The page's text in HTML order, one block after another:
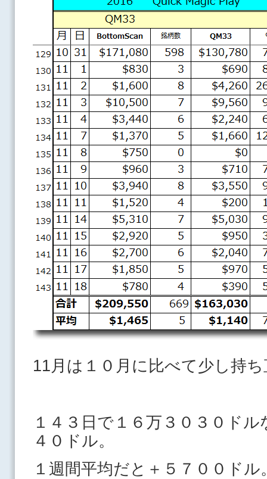
11月は１０月に比べて少し持
１４３日で１６万３０３０ド
４０ドル。
１週間平均だと＋５７００ドル